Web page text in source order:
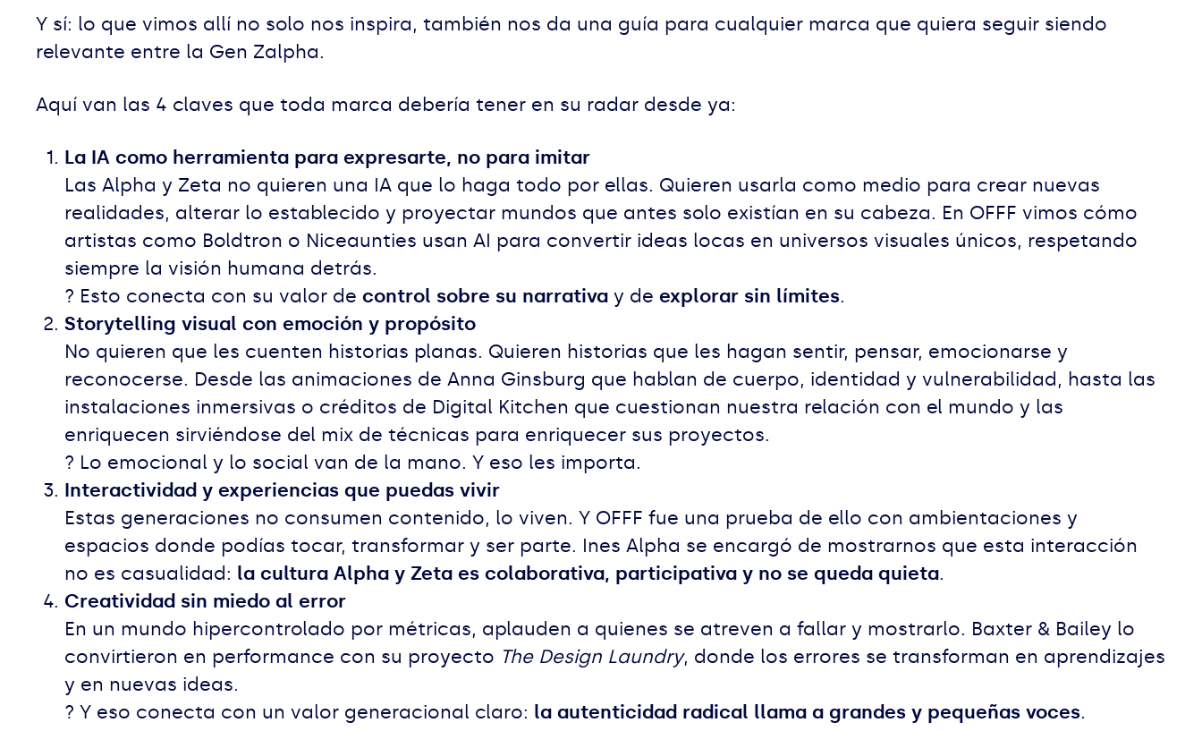
Y sí: lo que vimos allí no solo nos inspira, también nos da una guía para cualquier marca que quiera seguir siendo
relevante entre la Gen Zalpha.
Aquí van las 4 claves que toda marca debería tener en su radar desde ya:
La IA como herramienta para expresarte, no para imitar
Las Alpha y Zeta no quieren una IA que lo haga todo por ellas. Quieren usarla como medio para crear nuevas
realidades, alterar lo establecido y proyectar mundos que antes solo existían en su cabeza. En OFFF vimos cómo
artistas como Boldtron o Niceaunties usan AI para convertir ideas locas en universos visuales únicos, respetando
siempre la visión humana detrás.
? Esto conecta con su valor de control sobre su narrativa y de explorar sin límites.
Storytelling visual con emoción y propósito
No quieren que les cuenten historias planas. Quieren historias que les hagan sentir, pensar, emocionarse y
reconocerse. Desde las animaciones de Anna Ginsburg que hablan de cuerpo, identidad y vulnerabilidad, hasta las
instalaciones inmersivas o créditos de Digital Kitchen que cuestionan nuestra relación con el mundo y las
enriquecen sirviéndose del mix de técnicas para enriquecer sus proyectos.
? Lo emocional y lo social van de la mano. Y eso les importa.
Interactividad y experiencias que puedas vivir
Estas generaciones no consumen contenido, lo viven. Y OFFF fue una prueba de ello con ambientaciones y
espacios donde podías tocar, transformar y ser parte. Ines Alpha se encargó de mostrarnos que esta interacción
no es casualidad: la cultura Alpha y Zeta es colaborativa, participativa y no se queda quieta.
Creatividad sin miedo al error
En un mundo hipercontrolado por métricas, aplauden a quienes se atreven a fallar y mostrarlo. Baxter & Bailey lo
convirtieron en performance con su proyecto The Design Laundry, donde los errores se transforman en aprendizajes
y en nuevas ideas.
? Y eso conecta con un valor generacional claro: la autenticidad radical llama a grandes y pequeñas voces.